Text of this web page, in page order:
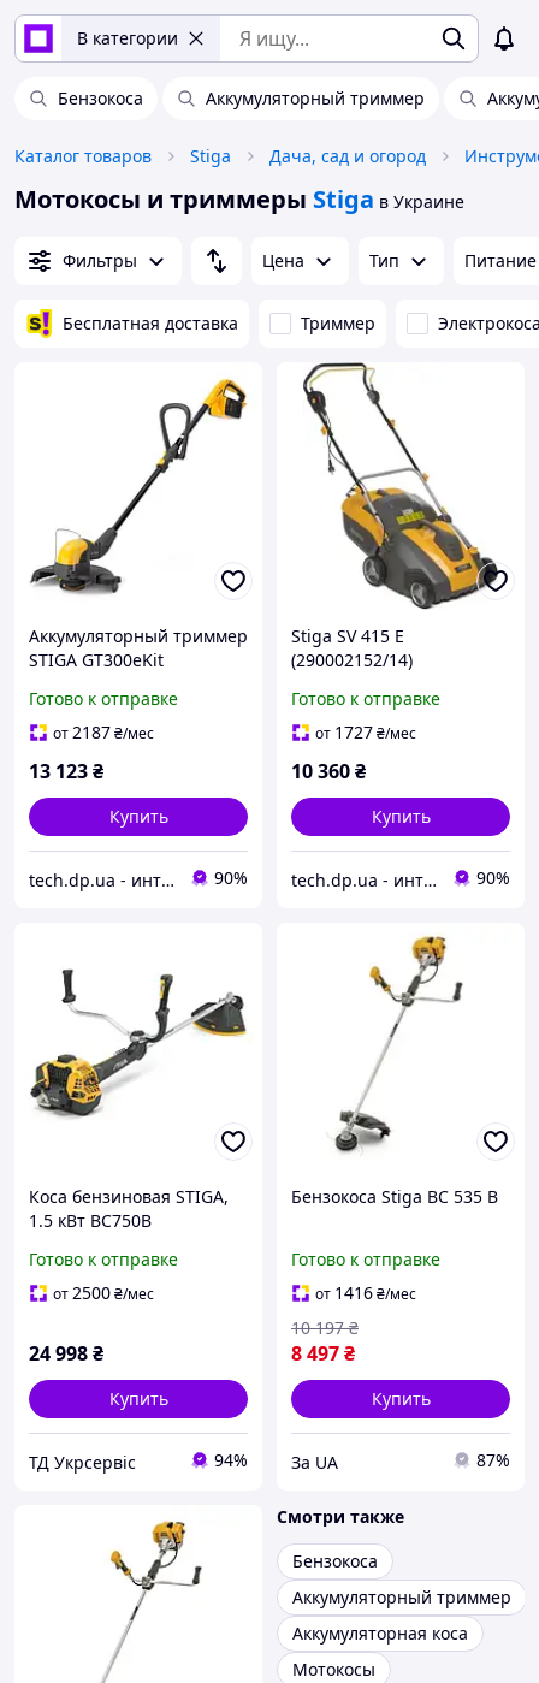
В категории
Бензокоса Аккумуляторный триммер
Каталог товаров Stiga Дача, сад и огород
Мотокосы и триммеры Stiga в Украине
Фильтры Цена Тип Питание
Бесплатная доставка Триммер
Аккумуляторный триммер
STIGA GT300eKit
Готово к отправке
от2187₴/мес
13 123₴
Купить
tech.dp.ua - интернет магазин 90%
Stiga SV 415 E
(290002152/14)
Готово к отправке
от 1727₴/мес
10 360₴
Купить
tech.dp.ua - интернет магазин 90%
Коса бензиновая STIGA,
1.5 кВт BC750B
Готово к отправке
от2500₴/мес
24 998₴
Купить
ТД Укрсервіс 94%
Бензокоса Stiga BC 535 B
Готово к отправке
от 1416₴/мес
8 497₴
10 197 ₴
Купить
За UA 87%
Смотри также
Бензокоса
Аккумуляторный триммер
Аккумуляторная коса
Мотокосы